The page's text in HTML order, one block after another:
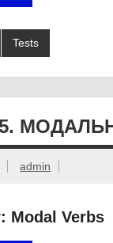
Tests
admin
Modal Verbs